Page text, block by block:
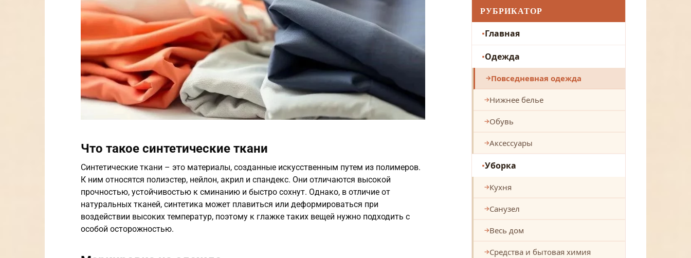
Что такое синтетические ткани
Синтетические ткани – это материалы, созданные искусственным путем из полимеров.
К ним относятся полиэстер, нейлон, акрил и спандекс. Они отличаются высокой
прочностью, устойчивостью к сминанию и быстро сохнут. Однако, в отличие от
натуральных тканей, синтетика может плавиться или деформироваться при
воздействии высоких температур, поэтому к глажке таких вещей нужно подходить с
особой осторожностью.
РУБРИКАТОР
Главная
Одежда
Повседневная одежда
Нижнее белье
Обувь
Аксессуары
Уборка
Кухня
Санузел
Весь дом
Средства и бытовая химия